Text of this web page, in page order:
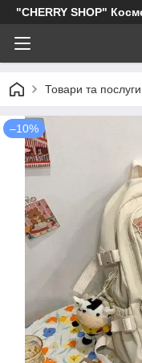
"CHERRY SHOP"
Товари та послуги
–10%